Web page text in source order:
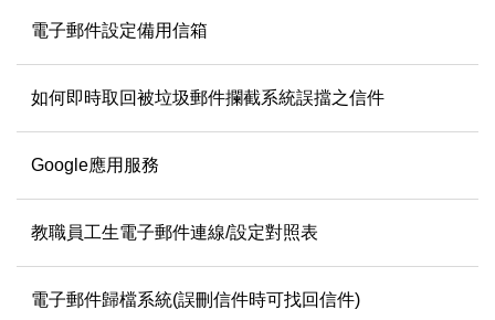
電子郵件設定備用信箱
如何即時取回被垃圾郵件攔截系統誤擋之信件
Google應用服務
教職員工生電子郵件連線/設定對照表
電子郵件歸檔系統(誤刪信件時可找回信件)